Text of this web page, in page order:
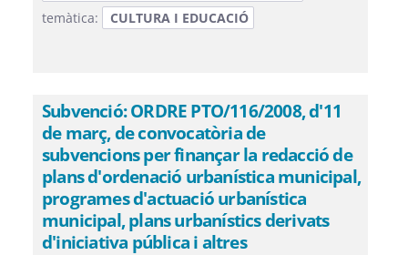
temàtica:
CULTURA I EDUCACIÓ
Subvenció: ORDRE PTO/116/2008, d'11
de març, de convocatòria de
subvencions per finançar la redacció de
plans d'ordenació urbanística municipal,
programes d'actuació urbanística
municipal, plans urbanístics derivats
d'iniciativa pública i altres